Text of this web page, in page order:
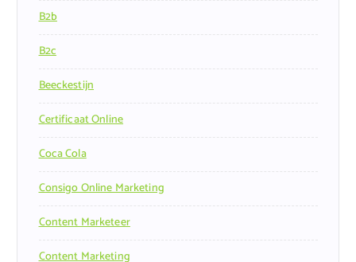
B2b
B2c
Beeckestijn
Certificaat Online
Coca Cola
Consigo Online Marketing
Content Marketeer
Content Marketing